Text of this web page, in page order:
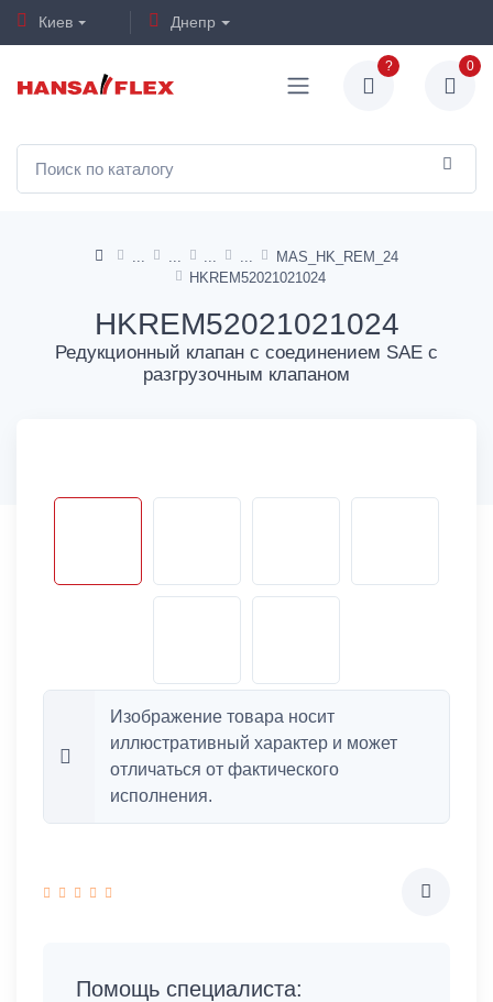
Киев Днепр
? 0
MAS_HK_REM_24
HKREM52021021024
HKREM52021021024
Редукционный клапан с соединением SAE с
разгрузочным клапаном
Изображение товара носит
иллюстративный характер и может
отличаться от фактического
исполнения.
Помощь специалиста: